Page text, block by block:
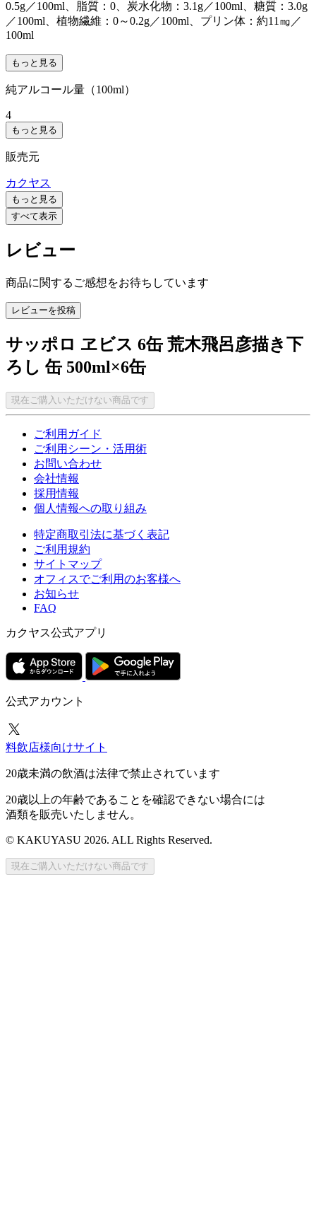
0.5g／100ml、脂質：0、炭水化物：3.1g／100ml、糖質：3.0g
／100ml、植物繊維：0～0.2g／100ml、プリン体：約11㎎／
100ml
もっと見る
純アルコール量（100ml）
4
もっと見る
販売元
カクヤス
もっと見る
すべて表示
レビュー
商品に関するご感想をお待ちしています
レビューを投稿
サッポロ ヱビス 6缶 荒木飛呂彦描き下
ろし 缶 500ml×6缶
現在ご購入いただけない商品です
ご利用ガイド
ご利用シーン・活用術
お問い合わせ
会社情報
採用情報
個人情報への取り組み
特定商取引法に基づく表記
ご利用規約
サイトマップ
オフィスでご利用のお客様へ
お知らせ
FAQ
カクヤス公式アプリ
公式アカウント
料飲店様向けサイト
20歳未満の飲酒は法律で禁止されています
20歳以上の年齢であることを確認できない場合には
酒類を販売いたしません。
© KAKUYASU 2026. ALL Rights Reserved.
現在ご購入いただけない商品です